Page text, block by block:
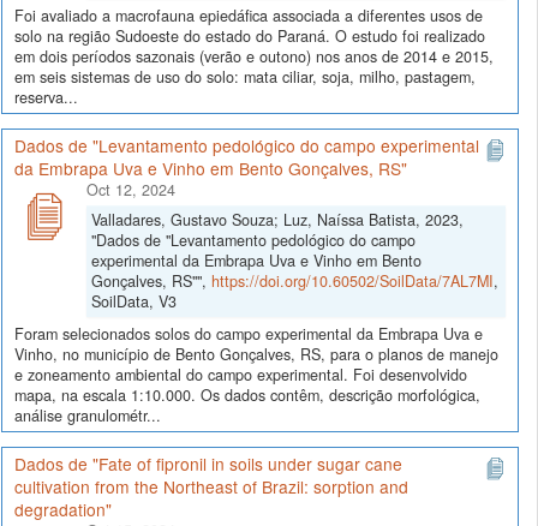
Foi avaliado a macrofauna epiedáfica associada a diferentes usos de
solo na região Sudoeste do estado do Paraná. O estudo foi realizado
em dois períodos sazonais (verão e outono) nos anos de 2014 e 2015,
em seis sistemas de uso do solo: mata ciliar, soja, milho, pastagem,
reserva...
Dados de "Levantamento pedológico do campo experimental
da Embrapa Uva e Vinho em Bento Gonçalves, RS"
Oct 12, 2024
Valladares, Gustavo Souza; Luz, Naíssa Batista, 2023,
"Dados de "Levantamento pedológico do campo
experimental da Embrapa Uva e Vinho em Bento
Gonçalves, RS"", https://doi.org/10.60502/SoilData/7AL7MI,
SoilData, V3
Foram selecionados solos do campo experimental da Embrapa Uva e
Vinho, no município de Bento Gonçalves, RS, para o planos de manejo
e zoneamento ambiental do campo experimental. Foi desenvolvido
mapa, na escala 1:10.000. Os dados contêm, descrição morfológica,
análise granulométr...
Dados de "Fate of fipronil in soils under sugar cane
cultivation from the Northeast of Brazil: sorption and
degradation"